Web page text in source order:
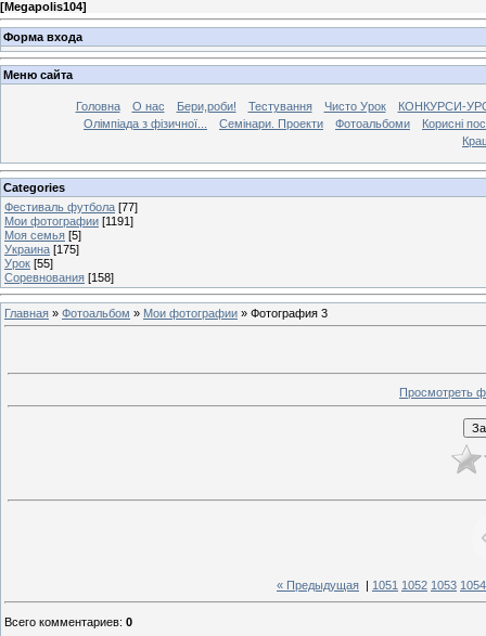
[Megapolis104]
Форма входа
Меню сайта
Головна О нас Бери,роби! Тестування Чисто Урок
КОНКУРСИ-
Олімпіада з фізичної...
Семінари. Проекти Фотоальбоми
Корисні
Categories
Фестиваль футбола [77]
Мои фотографии [1191]
Моя семья [5]
Украина [175]
Урок [55]
Соревнования [158]
Главная » Фотоальбом » Мои фотографии » Фотография 3
Просмотреть
« Предыдущая 1051 1052 1053 1054
Всего комментариев: 0